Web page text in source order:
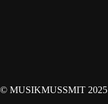
© MUSIKMUSSMIT 2025